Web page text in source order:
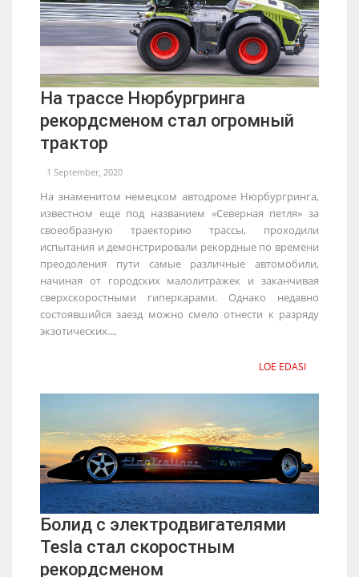
На трассе Нюрбургринга
рекордсменом стал огромный
трактор
1 September, 2020
На знаменитом немецком автодроме Нюрбургринга,
известном еще под названием «Северная петля» за
своеобразную траекторию трассы, проходили
испытания и демонстрировали рекордные по времени
преодоления пути самые различные автомобили,
начиная от городских малолитражек и заканчивая
сверхскоростными гиперкарами. Однако недавно
состоявшийся заезд можно смело отнести к разряду
экзотических....
LOE EDASI
Болид с электродвигателями
Tesla стал скоростным
рекордсменом